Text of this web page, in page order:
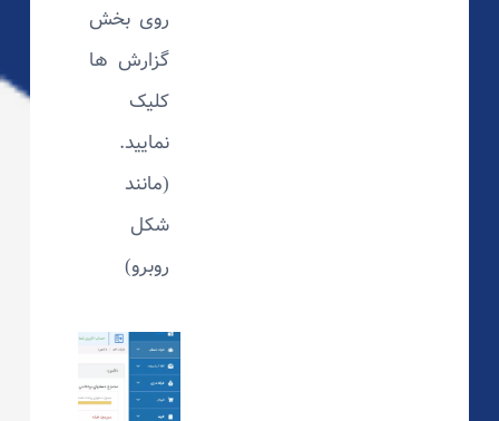
روی بخش
گزارش ها
کلیک
نمایید.
(مانند
شکل
روبرو)